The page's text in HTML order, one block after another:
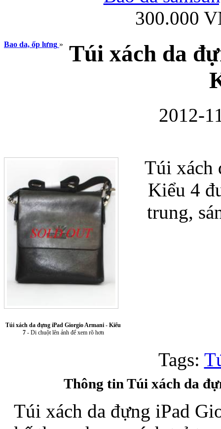
Bao da Samsung
Ốp lưng Samsung
Ốp lưng Sony
300.000
Bao da, ốp lưng »
Túi xách da
2012-
Túi xách da đựng iPad Giorgio Armani - Kiểu
7- Di chuột lên ảnh để xem rõ hơn
Túi xách
Kiểu 4
trung,
Tags:
Thông tin Túi xách da
Túi xách da đựng iPad